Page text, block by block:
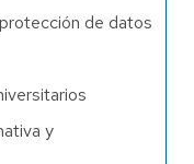
de datos
y